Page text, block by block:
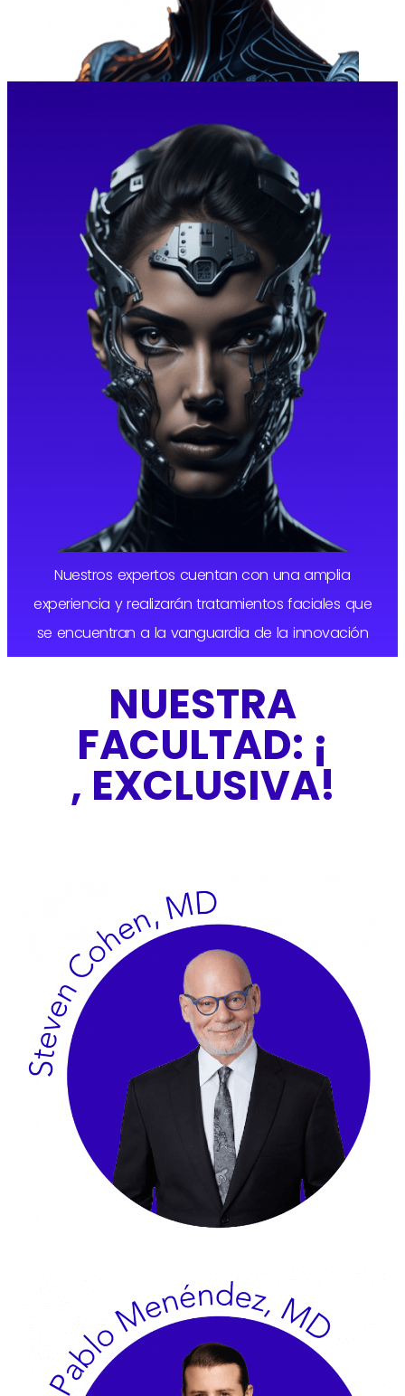
Nuestros expertos cuentan con una amplia
experiencia y realizarán tratamientos faciales que
se encuentran a la vanguardia de la innovación
NUESTRA
FACULTAD: ¡
, EXCLUSIVA!